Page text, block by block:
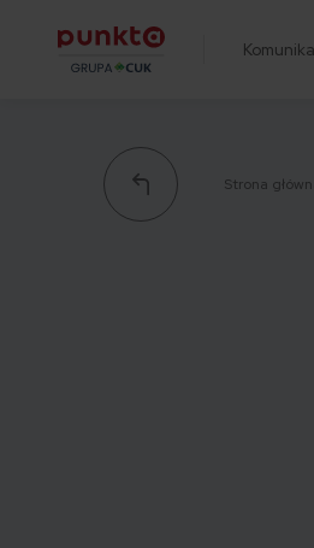
Strona